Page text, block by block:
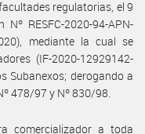
regulatorias, el 9
RESFC-2020-94-APN-
mediante la cual se
(IF-2020-12929142-
Subanexos; derogando a
478/97 y Nº 830/98.
comercializador a toda